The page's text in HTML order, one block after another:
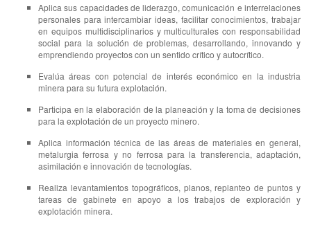
Aplica sus capacidades de liderazgo, comunicación e interrelaciones
personales para intercambiar ideas, facilitar conocimientos, trabajar
en equipos multidisciplinarios y multiculturales con responsabilidad
social para la solución de problemas, desarrollando, innovando y
emprendiendo proyectos con un sentido crítico y autocrítico.
Evalúa áreas con potencial de interés económico en la industria
minera para su futura explotación.
Participa en la elaboración de la planeación y la toma de decisiones
para la explotación de un proyecto minero.
Aplica información técnica de las áreas de materiales en general,
metalurgia ferrosa y no ferrosa para la transferencia, adaptación,
asimilación e innovación de tecnologías.
Realiza levantamientos topográficos, planos, replanteo de puntos y
tareas de gabinete en apoyo a los trabajos de exploración y
explotación minera.